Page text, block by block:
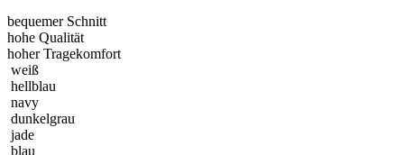
bequemer Schnitt
hohe Qualität
hoher Tragekomfort
weiß
hellblau
navy
dunkelgrau
jade
blau